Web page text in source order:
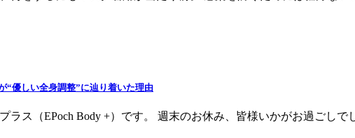
“優しい全身調整”に辿り着いた理由
ラス（EPoch Body +）です。 週末のお休み、皆様いかがお過ごし